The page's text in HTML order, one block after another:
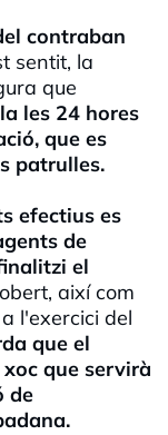
contraban
sentit, la
que
les 24 hores
que es
patrulles.
efectius es
de
el
així com
l'exercici del
que el
que servirà
de